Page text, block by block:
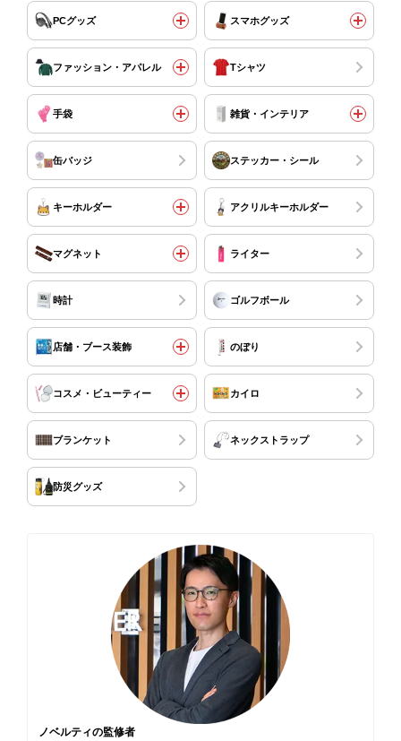
PCグッズ スマホグッズ
ファッション・アパレル Tシャツ
手袋 雑貨・インテリア
缶バッジ ステッカー・シール
キーホルダー アクリルキーホルダー
マグネット ライター
時計 ゴルフボール
店舗・ブース装飾 のぼり
コスメ・ビューティー カイロ
ブランケット ネックストラップ
防災グッズ
ノベルティの監修者